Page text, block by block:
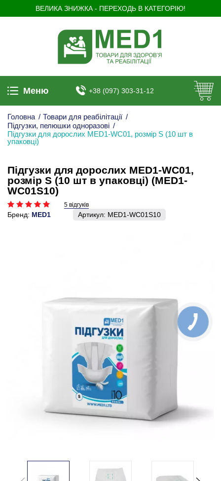
ВЕЛИКА ЗНИЖКА - ПЕРЕХОДЬ В КАТЕГОРІЮ!
Меню +38 (097) 303-31-12
Головна / Товари для реабілітації /
Підгузки, пелюшки одноразові /
Підгузки для дорослих MED1-WC01, розмір S (10 шт в
упаковці)
Підгузки для дорослих MED1-WC01,
розмір S (10 шт в упаковці) (MED1-
WC01S10)
5 відгуків
Бренд: MED1 Артикул: MED1-WC01S10